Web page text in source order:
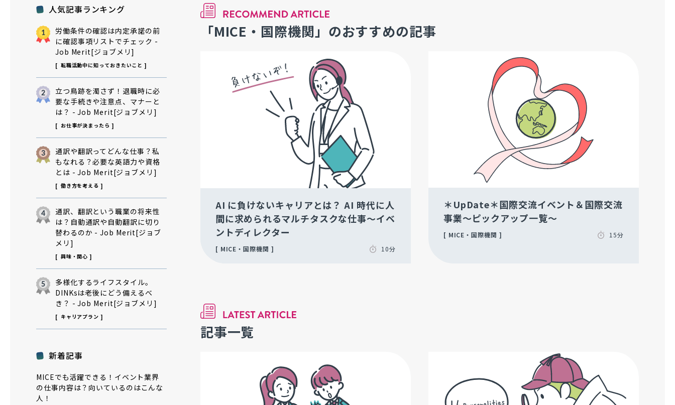
人気記事ランキング
労働条件の確認は内定承諾の前
に確認事項リストでチェック -
Job Merit[ジョブメリ]
転職活動中に知っておきたいこと
立つ鳥跡を濁さず！退職時に必
要な手続きや注意点、マナーと
は？ - Job Merit[ジョブメリ]
お仕事が決まったら
通訳や翻訳ってどんな仕事？私
もなれる？必要な英語力や資格
とは - Job Merit[ジョブメリ]
働き方を考える
通訳、翻訳という職業の将来性
は？自動通訳や自動翻訳に切り
替わるのか - Job Merit[ジョブ
メリ]
興味・関心
多様化するライフスタイル。
DINKsは老後にどう備えるべ
き？ - Job Merit[ジョブメリ]
キャリアプラン
新着記事
MICEでも活躍できる！イベント業界
の仕事内容は？向いているのはこんな
人！
「MICE・国際機関」のおすすめの記事
AI に負けないキャリアとは？ AI 時代に人
間に求められるマルチタスクな仕事～イベ
ントディレクター
MICE・国際機関 10分
＊UpDate＊国際交流イベント＆国際交流
事業～ピックアップ一覧～
MICE・国際機関 15分
記事一覧